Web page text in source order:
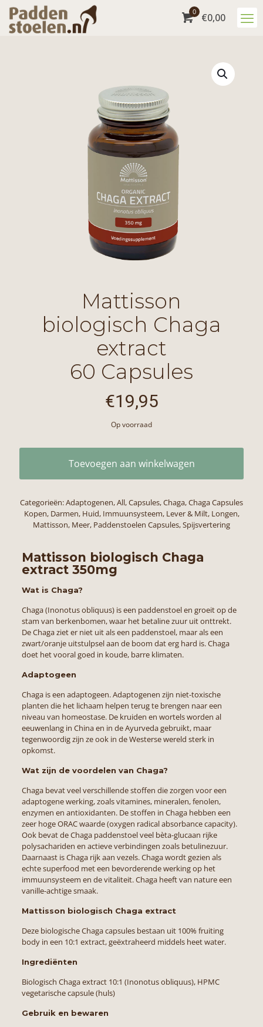
0 €0,00
Mattisson
biologisch Chaga
extract
60 Capsules
€19,95
Op voorraad
Toevoegen aan winkelwagen
Categorieën:Adaptogenen,All,Capsules,Chaga,Chaga Capsules
Kopen, Darmen, Huid, Immuunsysteem, Lever & Milt, Longen,
Mattisson, Meer, Paddenstoelen Capsules,Spijsvertering
Mattisson biologisch Chaga
extract 350mg
Wat is Chaga?
Chaga (Inonotus obliquus) is een paddenstoel en groeit op de
stam van berkenbomen, waar het betaline zuur uit onttrekt.
De Chaga ziet er niet uit als een paddenstoel, maar als een
zwart/oranje uitstulpsel aan de boom dat erg hard is. Chaga
doet het vooral goed in koude, barre klimaten.
Adaptogeen
Chaga is een adaptogeen. Adaptogenen zijn niet-toxische
planten die het lichaam helpen terug te brengen naar een
niveau van homeostase. De kruiden en wortels worden al
eeuwenlang in China en in de Ayurveda gebruikt, maar
tegenwoordig zijn ze ook in de Westerse wereld sterk in
opkomst.
Wat zijn de voordelen van Chaga?
Chaga bevat veel verschillende stoffen die zorgen voor een
adaptogene werking, zoals vitamines, mineralen, fenolen,
enzymen en antioxidanten. De stoffen in Chaga hebben een
zeer hoge ORAC waarde (oxygen radical absorbance capacity).
Ook bevat de Chaga paddenstoel veel bèta-glucaan rijke
polysachariden en actieve verbindingen zoals betulinezuur.
Daarnaast is Chaga rijk aan vezels. Chaga wordt gezien als
echte superfood met een bevorderende werking op het
immuunsysteem en de vitaliteit. Chaga heeft van nature een
vanille-achtige smaak.
Mattisson biologisch Chaga extract
Deze biologische Chaga capsules bestaan uit 100% fruiting
body in een 10:1 extract, geëxtraheerd middels heet water.
Ingrediënten
Biologisch Chaga extract 10:1 (Inonotus obliquus), HPMC
vegetarische capsule (huls)
Gebruik en bewaren